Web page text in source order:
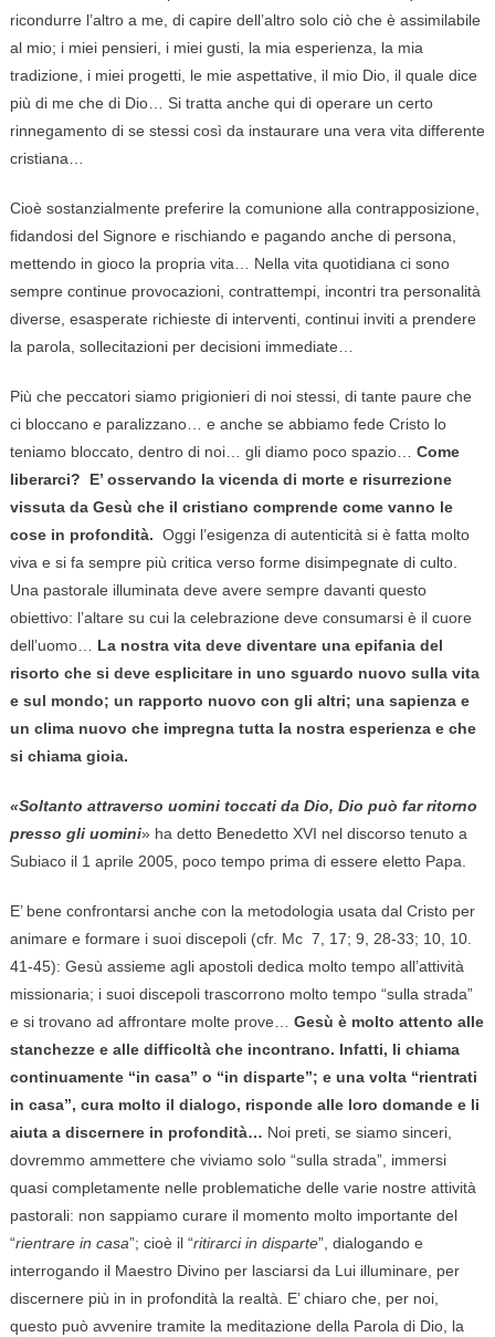
ricondurre l’altro a me, di capire dell’altro solo ciò che è assimilabile
al mio; i miei pensieri, i miei gusti, la mia esperienza, la mia
tradizione, i miei progetti, le mie aspettative, il mio Dio, il quale dice
più di me che di Dio… Si tratta anche qui di operare un certo
rinnegamento di se stessi così da instaurare una vera vita differente
cristiana…
Cioè sostanzialmente preferire la comunione alla contrapposizione,
fidandosi del Signore e rischiando e pagando anche di persona,
mettendo in gioco la propria vita… Nella vita quotidiana ci sono
sempre continue provocazioni, contrattempi, incontri tra personalità
diverse, esasperate richieste di interventi, continui inviti a prendere
la parola, sollecitazioni per decisioni immediate…
Più che peccatori siamo prigionieri di noi stessi, di tante paure che
ci bloccano e paralizzano… e anche se abbiamo fede Cristo lo
teniamo bloccato, dentro di noi… gli diamo poco spazio… Come
liberarci? E’ osservando la vicenda di morte e risurrezione
vissuta da Gesù che il cristiano comprende come vanno le
cose in profondità. Oggi l’esigenza di autenticità si è fatta molto
viva e si fa sempre più critica verso forme disimpegnate di culto.
Una pastorale illuminata deve avere sempre davanti questo
obiettivo: l’altare su cui la celebrazione deve consumarsi è il cuore
dell’uomo… La nostra vita deve diventare una epifania del
risorto che si deve esplicitare in uno sguardo nuovo sulla vita
e sul mondo; un rapporto nuovo con gli altri; una sapienza e
un clima nuovo che impregna tutta la nostra esperienza e che
si chiama gioia.
«Soltanto attraverso uomini toccati da Dio, Dio può far ritorno
presso gli uomini» ha detto Benedetto XVI nel discorso tenuto a
Subiaco il 1 aprile 2005, poco tempo prima di essere eletto Papa.
E’ bene confrontarsi anche con la metodologia usata dal Cristo per
animare e formare i suoi discepoli (cfr. Mc 7, 17; 9, 28-33; 10, 10.
41-45): Gesù assieme agli apostoli dedica molto tempo all’attività
missionaria; i suoi discepoli trascorrono molto tempo “sulla strada”
e si trovano ad affrontare molte prove… Gesù è molto attento alle
stanchezze e alle difficoltà che incontrano. Infatti, li chiama
continuamente “in casa” o “in disparte”; e una volta “rientrati
in casa”, cura molto il dialogo, risponde alle loro domande e li
aiuta a discernere in profondità… Noi preti, se siamo sinceri,
dovremmo ammettere che viviamo solo “sulla strada”, immersi
quasi completamente nelle problematiche delle varie nostre attività
pastorali: non sappiamo curare il momento molto importante del
“rientrare in casa”; cioè il “ritirarci in disparte”, dialogando e
interrogando il Maestro Divino per lasciarsi da Lui illuminare, per
discernere più in in profondità la realtà. E’ chiaro che, per noi,
questo può avvenire tramite la meditazione della Parola di Dio, la